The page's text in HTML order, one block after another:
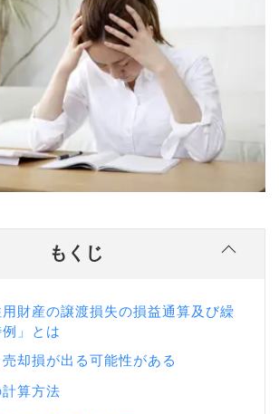
もくじ
用財産の譲渡損失の損益通算及び繰
」とは
却損が出る可能性がある
算方法